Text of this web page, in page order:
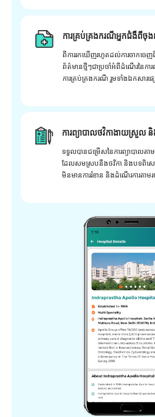
ការគ្រប់គ្រងករណីអ្នកជំងឺពី
ពីការរកឃើញរហូតដល់ការចាកចេញ
ព័ត៌មានថ្មីៗជាប្រចាំអំពីដំណើរនៃក
ការគ្រប់គ្រងករណី រួមទាំងឯកសារផ្
ការព្យាបាលថវិកាងាយស្រួល
ទទួលបានជម្រើសនៃការព្យាបាលតា
ដែលសមស្របនឹងថវិកា និងបទពិសោ
មិនមានការរំខាន និងដំណើរការតាម